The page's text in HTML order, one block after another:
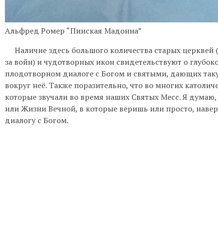
Альфред Ромер “Пинская Мадонна”
Наличие здесь большого количества старых церквей
за войн) и чудотворных икон свидетельствуют о
плодотворном диалоге с Богом и святыми, дающих
вокруг неё. Также поразительно, что во многих
которые звучали во время наших Святых Месс. Я
или Жизни Вечной, в которые веришь или просто,
диалогу с Богом.